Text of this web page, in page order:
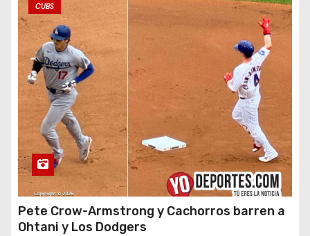
CUBS
Pete Crow-Armstrong y Cachorros barren a
Ohtani y Los Dodgers